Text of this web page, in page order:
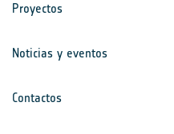
Proyectos
Noticias y eventos
Contactos